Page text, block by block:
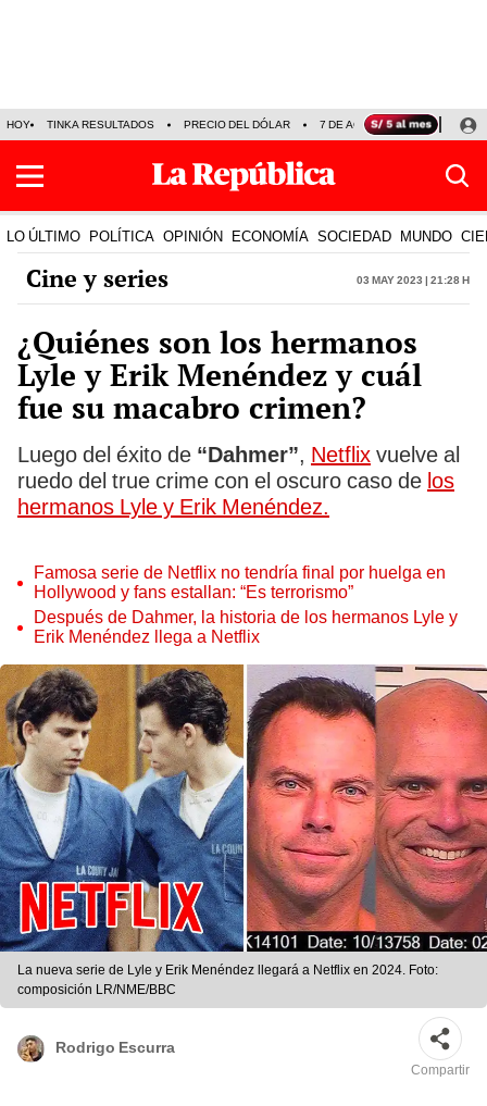
HOY TINKA RESULTADOS PRECIO DEL DÓLAR 7 DE AGOSTO OLLANTA
LO ÚLTIMO POLÍTICA OPINIÓN ECONOMÍA SOCIEDAD MUNDO
Cine y series 03 May 2023 | 21:28 h
¿Quiénes son los hermanos
Lyle y Erik Menéndez y cuál
fue su macabro crimen?
Luego del éxito de “Dahmer”, Netflix vuelve al
ruedo del true crime con el oscuro caso de los
hermanos Lyle y Erik Menéndez.
Famosa serie de Netflix no tendría final por huelga en
Hollywood y fans estallan: “Es terrorismo”
Después de Dahmer, la historia de los hermanos Lyle y
Erik Menéndez llega a Netflix
La nueva serie de Lyle y Erik Menéndez llegará a Netflix en 2024. Foto:
composición LR/NME/BBC
Rodrigo Escurra
Compartir